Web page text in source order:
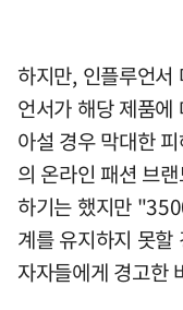
하지만, 인플루언서
언서가 해당 제품에
아설 경우 막대한
의 온라인 패션 브
하기는 했지만
계를 유지하지 못
자자들에게 경고한